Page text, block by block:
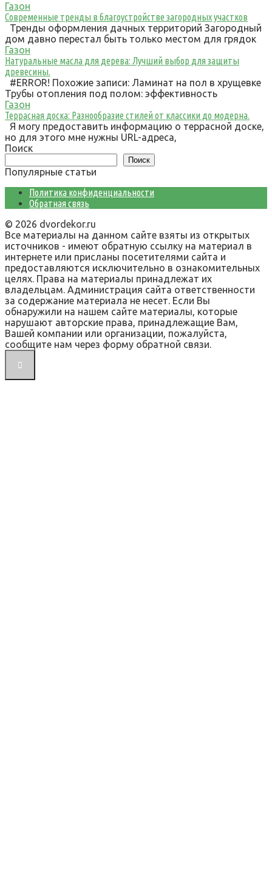
Газон
Современные тренды в благоустройстве загородных участков
Тренды оформления дачных территорий Загородный
дом давно перестал быть только местом для грядок
Газон
Натуральные масла для дерева: Лучший выбор для защиты
древесины.
#ERROR! Похожие записи: Ламинат на пол в хрущевке
Трубы отопления под полом: эффективность
Газон
Террасная доска: Разнообразие стилей от классики до модерна.
Я могу предоставить информацию о террасной доске,
но для этого мне нужны URL-адреса,
Поиск
Поиск
Популярные статьи
Политика конфиденциальности
Обратная связь
© 2026 dvordekor.ru
Все материалы на данном сайте взяты из открытых
источников - имеют обратную ссылку на материал в
интернете или присланы посетителями сайта и
предоставляются исключительно в ознакомительных
целях. Права на материалы принадлежат их
владельцам. Администрация сайта ответственности
за содержание материала не несет. Если Вы
обнаружили на нашем сайте материалы, которые
нарушают авторские права, принадлежащие Вам,
Вашей компании или организации, пожалуйста,
сообщите нам через форму обратной связи.